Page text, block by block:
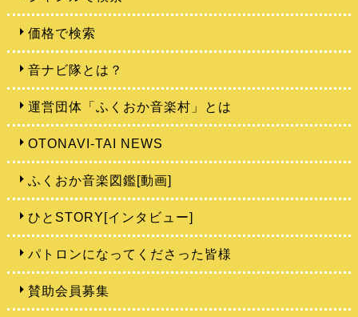
価格で検索
音ナビ隊とは？
運営団体「ふくおか音楽村」とは
OTONAVI-TAI NEWS
ふくおか音楽図鑑[動画]
ひとSTORY[インタビュー]
パトロンになってくださった皆様
賛助会員募集